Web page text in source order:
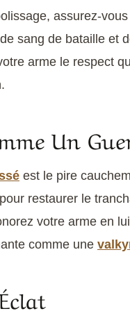
assurez-
sang de bataille et
arme le respect
Un
est le pire
restaurer le
votre arme en
comme une